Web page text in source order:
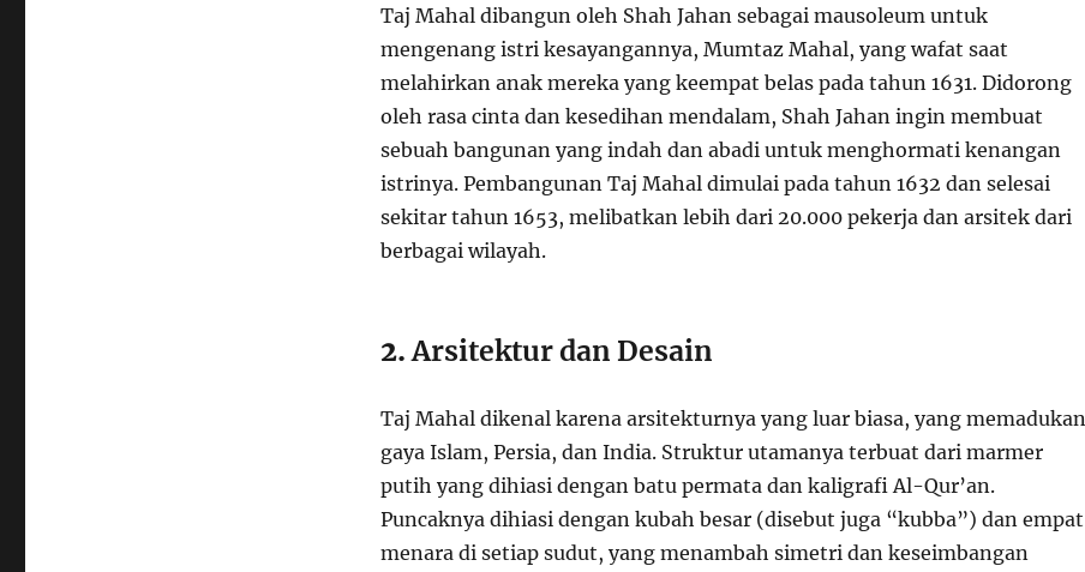
Taj Mahal dibangun oleh Shah Jahan sebagai mausoleum untuk
mengenang istri kesayangannya, Mumtaz Mahal, yang wafat saat
melahirkan anak mereka yang keempat belas pada tahun 1631. Didorong
oleh rasa cinta dan kesedihan mendalam, Shah Jahan ingin membuat
sebuah bangunan yang indah dan abadi untuk menghormati kenangan
istrinya. Pembangunan Taj Mahal dimulai pada tahun 1632 dan selesai
sekitar tahun 1653, melibatkan lebih dari 20.000 pekerja dan arsitek dari
berbagai wilayah.
2.Arsitektur dan Desain
Taj Mahal dikenal karena arsitekturnya yang luar biasa, yang memadukan
gaya Islam, Persia, dan India. Struktur utamanya terbuat dari marmer
putih yang dihiasi dengan batu permata dan kaligrafi Al-Qur’an.
Puncaknya dihiasi dengan kubah besar (disebut juga “kubba”) dan empat
menara di setiap sudut, yang menambah simetri dan keseimbangan